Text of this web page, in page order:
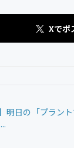
Xでポ
】明日の「プラン